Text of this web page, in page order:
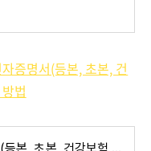
증명서(등본, 초본, 건
법